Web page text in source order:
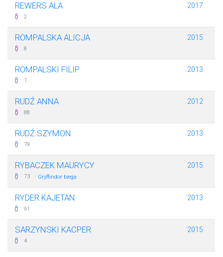
REWERS ALA
2
2017
ROMPALSKA ALICJA
8
2015
ROMPALSKI FILIP
7
2013
RUDŹ ANNA
88
2012
RUDŹ SZYMON
79
2013
RYBACZEK MAURYCY
73 · Gryffindor biega
2015
RYDER KAJETAN
91
2013
SARZYNSKI KACPER
4
2015